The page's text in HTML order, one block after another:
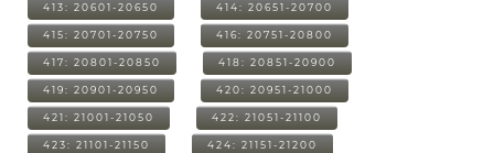
413: 20601-20650 414: 20651-20700
415: 20701-20750 416: 20751-20800
417: 20801-20850 418: 20851-20900
419: 20901-20950 420: 20951-21000
421: 21001-21050 422: 21051-21100
423: 21101-21150 424: 21151-21200